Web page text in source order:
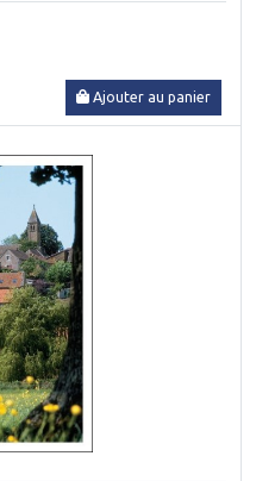
Ajouter au panier